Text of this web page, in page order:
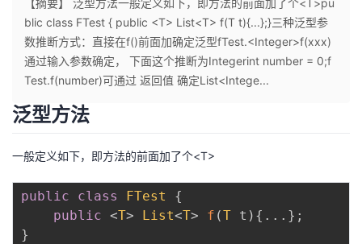
个
页
开
【摘要】 泛型方法一般定义如下，即方法的前面加了个<T>pu
blic class FTest { public <T> List<T> f(T t){...};}三种泛型参
数推断方式：直接在f()前面加确定泛型fTest.<Integer>f(xxx)
通过输入参数确定， 下面这个推断为Integerint number = 0;f
Test.f(number)可通过 返回值 确定List<Intege...
泛型方法
一般定义如下，即方法的前面加了个<T>
public class FTest
{
public <T> List<T> f (T t ) { . . . } ;
}